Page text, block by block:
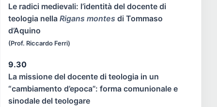
Le radici medievali: l’identità del docente di
teologia nella Rigans montes di Tommaso
d’Aquino
(Prof. Riccardo Ferri)
9.30
La missione del docente di teologia in un
“cambiamento d’epoca”: forma comunionale e
sinodale del teologare